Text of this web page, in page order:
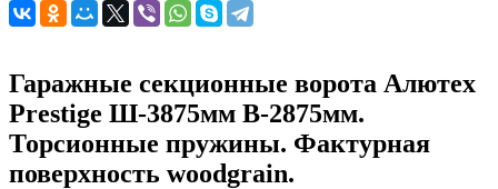
Гаражные секционные ворота Алютех
Prestige Ш-3875мм В-2875мм.
Торсионные пружины. Фактурная
поверхность woodgrain.